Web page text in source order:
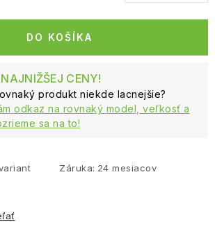
DO KOŠÍKA
CENY!
produkt niekde lacnejšie?
odkaz na rovnaký model, veľkosť a
sa na to!
Záruka: 24 mesiacov